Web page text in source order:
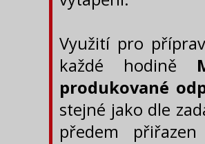
Využití pro
každé hodině
produkované
stejné jako dle
předem